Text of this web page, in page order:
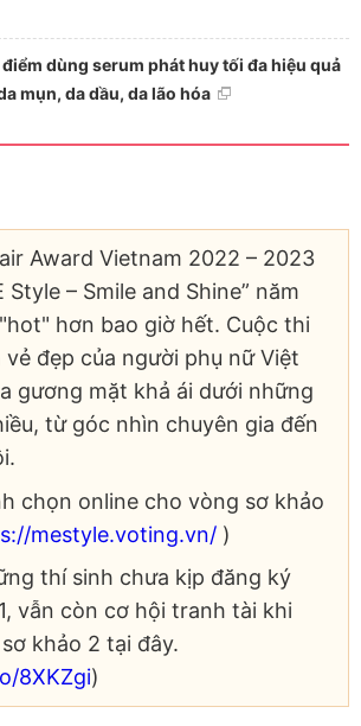
dùng serum phát huy tối đa hiệu quả
mụn, da dầu, da lão hóa
Award Vietnam 2022 – 2023
Style – Smile and Shine” năm
hơn bao giờ hết. Cuộc thi
đẹp của người phụ nữ Việt
gương mặt khả ái dưới những
từ góc nhìn chuyên gia đến
chọn online cho vòng sơ khảo
mestyle.voting.vn/ )
thí sinh chưa kịp đăng ký
vẫn còn cơ hội tranh tài khi
khảo 2 tại đây.
8XKZgi)